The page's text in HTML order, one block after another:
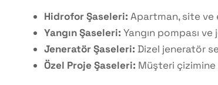
Hidrofor Şaseleri: Apartman, site ve
Yangın Şaseleri: Yangın pompası
Jeneratör Şaseleri: Dizel jeneratör
Özel Proje Şaseleri: Müşteri